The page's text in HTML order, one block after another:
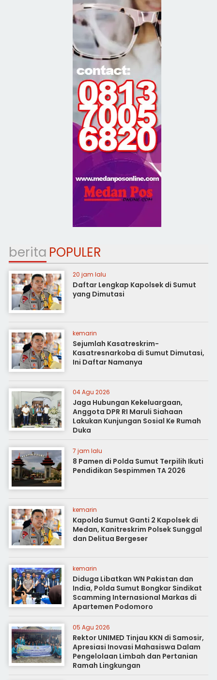
berita POPULER
20 jam lalu
Daftar Lengkap Kapolsek di Sumut
yang Dimutasi
kemarin
Sejumlah Kasatreskrim-
Kasatresnarkoba di Sumut Dimutasi,
Ini Daftar Namanya
04 Agu 2026
Jaga Hubungan Kekeluargaan,
Anggota DPR RI Maruli Siahaan
Lakukan Kunjungan Sosial Ke Rumah
Duka
7 jam lalu
8 Pamen di Polda Sumut Terpilih Ikuti
Pendidikan Sespimmen TA 2026
kemarin
Kapolda Sumut Ganti 2 Kapolsek di
Medan, Kanitreskrim Polsek Sunggal
dan Delitua Bergeser
kemarin
Diduga Libatkan WN Pakistan dan
India, Polda Sumut Bongkar Sindikat
Scamming Internasional Markas di
Apartemen Podomoro
05 Agu 2026
Rektor UNIMED Tinjau KKN di Samosir,
Apresiasi Inovasi Mahasiswa Dalam
Pengelolaan Limbah dan Pertanian
Ramah Lingkungan